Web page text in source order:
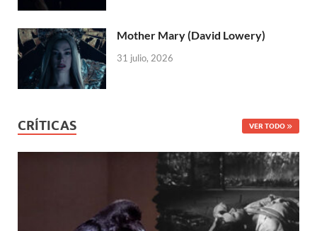
Mother Mary (David Lowery)
31 julio, 2026
CRÍTICAS VER TODO